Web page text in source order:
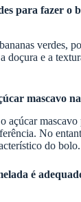
para fazer o
verdes,
doçura e a
mascavo
açúcar
No
do bolo.
é